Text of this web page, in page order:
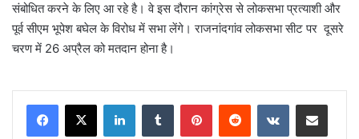
संबोधित करने के लिए आ रहे है। वे इस दौरान कांग्रेस से लोकसभा प्रत्याशी और
पूर्व सीएम भूपेश बघेल के विरोध में सभा लेंगे। राजनांदगांव लोकसभा सीट पर दूसरे
चरण में 26 अप्रैल को मतदान होना है।
LinkedInTumblr PinterestReddit VKontakteShare via Email